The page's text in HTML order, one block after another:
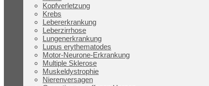
Kopfverletzung
Krebs
Lebererkrankung
Leberzirrhose
Lungenerkrankung
Lupus erythematodes
Motor-Neurone-Erkrankung
Multiple Sklerose
Muskeldystrophie
Nierenversagen